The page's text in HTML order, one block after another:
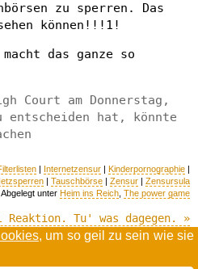
, um so geil zu sein wie sie
zu sperren. Das
können!!!1!
das ganze so
Court am Donnerstag,
entscheiden hat, könnte
| Internetzensur | Kinderpornographie |
| Tauschbörse | Zensur | Zensursula
Abgelegt unter Heim ins Reich The power game
Tu' was dagegen. »